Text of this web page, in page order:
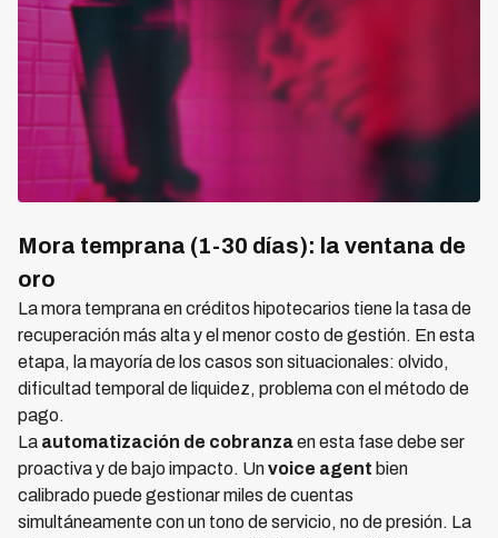
Mora temprana (1-30 días): la ventana de
oro
La mora temprana en créditos hipotecarios tiene la tasa de
recuperación más alta y el menor costo de gestión. En esta
etapa, la mayoría de los casos son situacionales: olvido,
dificultad temporal de liquidez, problema con el método de
pago.
La automatización de cobranzaen esta fase debe ser
proactiva y de bajo impacto. Unvoice agent bien
calibrado puede gestionar miles de cuentas
simultáneamente con un tono de servicio, no de presión. La